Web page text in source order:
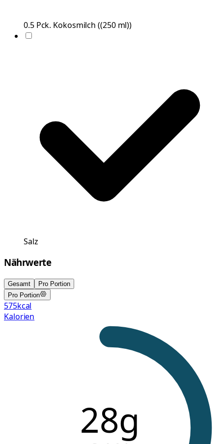
0.5 Pck. Kokosmilch ((250 ml))
Salz
Nährwerte
Gesamt
Pro Portion
Pro Portion
575kcal
Kalorien
28g